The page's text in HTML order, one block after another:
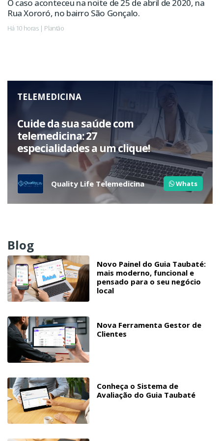
O caso aconteceu na noite de 25 de abril de 2020, na
Rua Xororó, no bairro São Gonçalo.
Há 10 horas | Plantão
TELEMEDICINA
Cuide da sua saúde com
telemedicina: 27
especialidades a um clique!
Quality Life Telemedicina Whats
Blog
Novo Painel do Guia Taubaté:
mais moderno, funcional e
pensado para o seu negócio
local
Nova Ferramenta Gestor de
Clientes
Conheça o Sistema de
Avaliação do Guia Taubaté